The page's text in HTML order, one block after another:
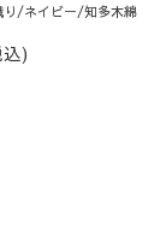
り/ネイビー/知多木綿
)